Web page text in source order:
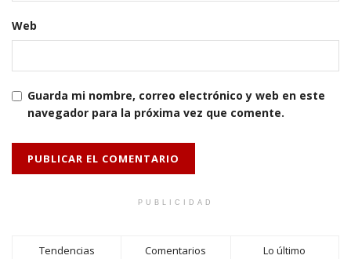
Web
Guarda mi nombre, correo electrónico y web en este
navegador para la próxima vez que comente.
PUBLICIDAD
Tendencias Comentarios Lo último